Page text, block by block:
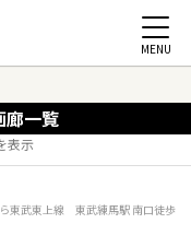
廊一覧
表示
東武東上線 東武練馬駅 南口徒歩